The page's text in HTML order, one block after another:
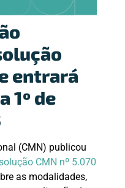
entrará
1º de
(CMN) publicou
CMN nº 5.070
as modalidades,